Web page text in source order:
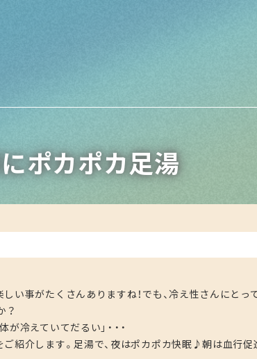
ポカポカ足湯
しい事がたくさんありますね！でも、冷え性さんにとっ
？
が冷えていてだるい」・・・
ご紹介します。足湯で、夜はポカポカ快眠♪朝は血行促